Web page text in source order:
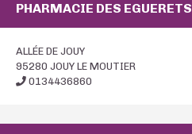
PHARMACIE DES EGUERETS
ALLÉE DE JOUY
95280 JOUY LE MOUTIER
0134436860